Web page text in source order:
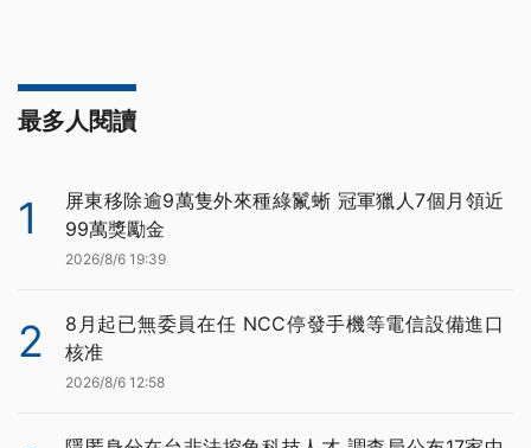
最多人閱讀
1
屏東移除逾9萬隻外來種綠鬣蜥 冠軍獵人7個月領近
99萬獎勵金
2026/8/6 19:39
2
8月起已無委員在任 NCC停發手機等電信設備進口
核准
2026/8/6 12:58